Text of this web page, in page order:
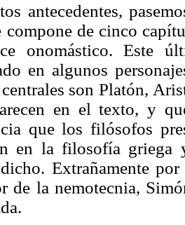
antecedentes,
compone de cinco
onomástico. Este
en algunos
son Platón,
en el texto, y
que los filósofos
en la filosofía griega
Extrañamente
de la nemotecnia,